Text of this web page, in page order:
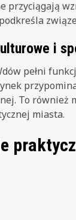
przyciągają
i
pełni
To
miasta.